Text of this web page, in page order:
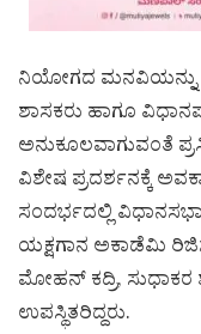
ನಿಯೋಗದ ಮನವಿಯನ್ನು
ಶಾಸಕರು ಹಾಗೂ
ಅನುಕೂಲವಾಗುವಂತೆ
ವಿಶೇಷ ಪ್ರದರ್ಶನಕ್ಕೆ
ಸಂದರ್ಭದಲ್ಲಿ
ಯಕ್ಷಗಾನ ಅಕಾಡೆಮಿ
ಮೋಹನ್ ಕದ್ರಿ, ಸುಧಾಕರ
ಉಪಸ್ಥಿತರಿದ್ದರು.